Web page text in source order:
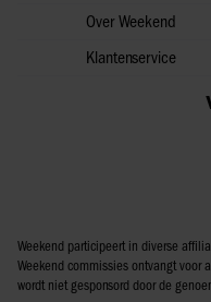
Over Weekend
Klantenservice
Weekend participeert in diverse
Weekend commissies ontvangt voor
wordt niet gesponsord door de